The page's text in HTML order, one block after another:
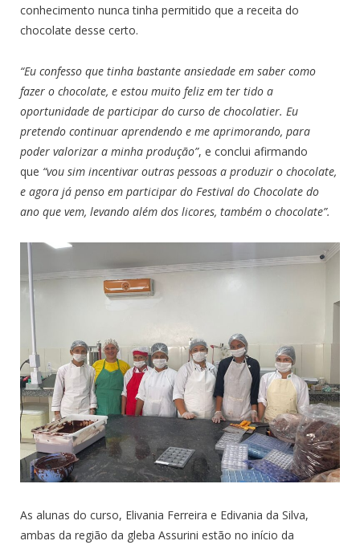
conhecimento nunca tinha permitido que a receita do
chocolate desse certo.
“Eu confesso que tinha bastante ansiedade em saber como
fazer o chocolate, e estou muito feliz em ter tido a
oportunidade de participar do curso de chocolatier. Eu
pretendo continuar aprendendo e me aprimorando, para
poder valorizar a minha produção”, e conclui afirmando
que “vou sim incentivar outras pessoas a produzir o chocolate,
e agora já penso em participar do Festival do Chocolate do
ano que vem, levando além dos licores, também o chocolate”.
As alunas do curso, Elivania Ferreira e Edivania da Silva,
ambas da região da gleba Assurini estão no início da